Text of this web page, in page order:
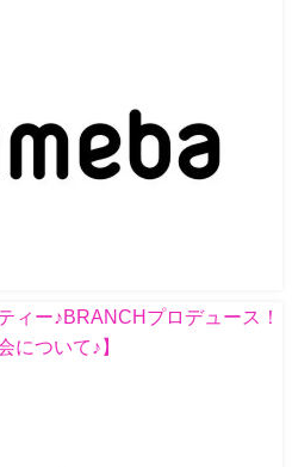
ィー♪BRANCHプロデュース！
について♪】